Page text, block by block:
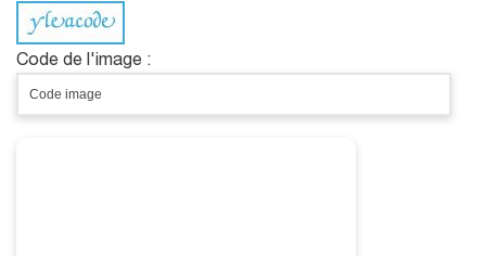
Code de l'image :